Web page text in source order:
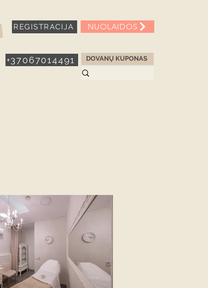
REGISTRACIJA NUOLAIDOS
+37067014491 DOVANŲ KUPONAS